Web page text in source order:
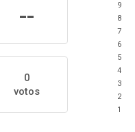
--
0
votos
9
8
7
6
5
4
3
2
1